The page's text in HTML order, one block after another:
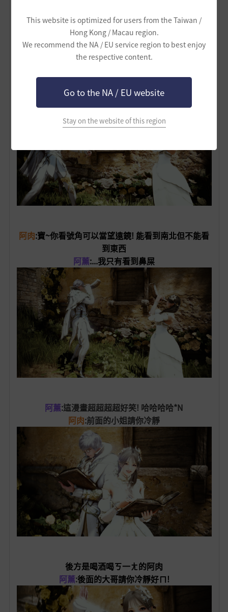
This website is optimized for users from the Taiwan /
Hong Kong / Macau region.
We recommend the NA / EU service region to best enjoy
the respective content.
Go to the NA / EU website
Stay on the website of this region
阿肉:寶~你看號角可以當望遠鏡! 能看到南北但不能看
到東西
阿薰:...我只有看到鼻屎
阿薰:這漫畫超超超超好笑! 哈哈哈哈*N
阿肉:前面的小姐請你冷靜
後方是喝酒喝ㄎ一ㄤ的阿肉
阿薰:後面的大哥請你冷靜好ㄇ!